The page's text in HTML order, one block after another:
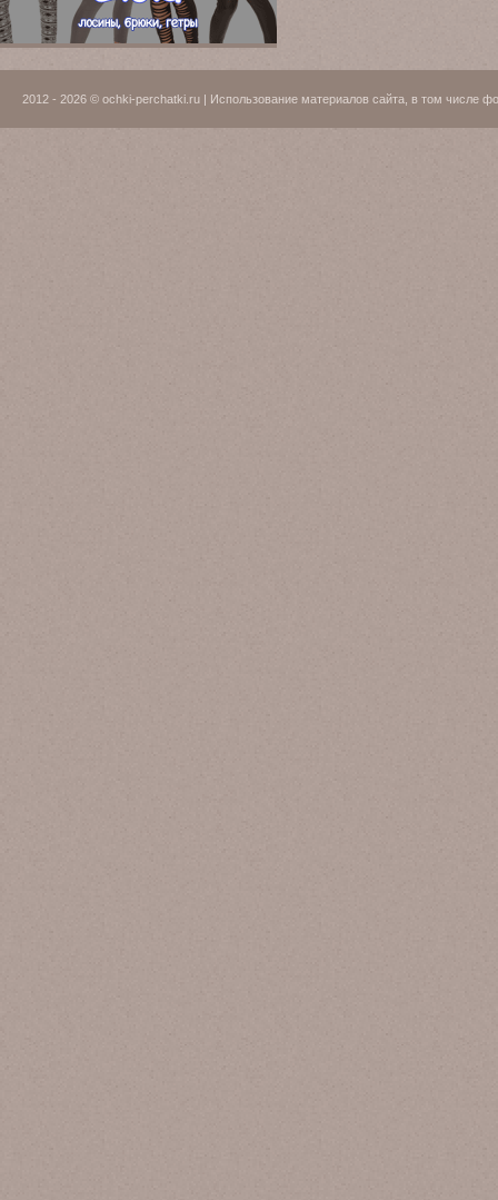
2012 - 2026 © ochki-perchatki.ru | Использование материалов сайта, в том числе